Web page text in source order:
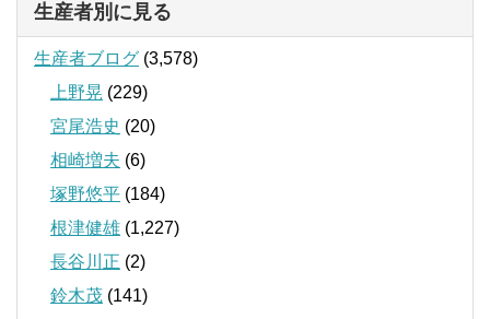
生産者別に見る
生産者ブログ (3,578)
上野晃 (229)
宮尾浩史 (20)
相崎増夫 (6)
塚野悠平 (184)
根津健雄 (1,227)
長谷川正 (2)
鈴木茂 (141)